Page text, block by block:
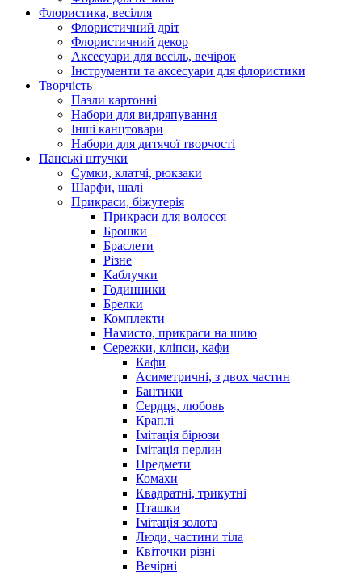
Флористика, весілля
Флористичний дріт
Флористичний декор
Аксесуари для весіль, вечірок
Інструменти та аксесуари для флористики
Творчість
Пазли картонні
Набори для видряпування
Інші канцтовари
Набори для дитячої творчості
Панські штучки
Сумки, клатчі, рюкзаки
Шарфи, шалі
Прикраси, біжутерія
Прикраси для волосся
Брошки
Браслети
Різне
Каблучки
Годинники
Брелки
Комплекти
Намисто, прикраси на шию
Сережки, кліпси, кафи
Кафи
Асиметричні, з двох частин
Бантики
Сердця, любовь
Краплі
Імітація бірюзи
Імітація перлин
Предмети
Комахи
Квадратні, трикутні
Пташки
Імітація золота
Люди, частини тіла
Квіточки різні
Вечірні